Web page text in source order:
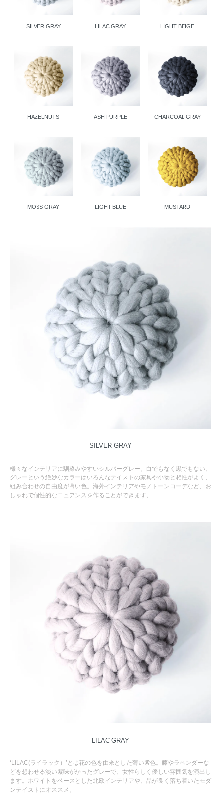
SILVER GRAY LILAC GRAY LIGHT BEIGE
HAZELNUTS ASH PURPLE CHARCOAL GRAY
MOSS GRAY LIGHT BLUE MUSTARD
SILVER GRAY
様々なインテリアに馴染みやすいシルバーグレー。白でもなく黒でもない、
グレーという絶妙なカラーはいろんなテイストの家具や小物と相性がよく、
組み合わせの自由度が高い色。海外インテリアやモノトーンコーデなど、お
しゃれで個性的なニュアンスを作ることができます。
LILAC GRAY
‘LILAC(ライラック）’とは花の色を由来とした薄い紫色。藤やラベンダーな
どを想わせる淡い紫味がかったグレーで、女性らしく優しい雰囲気を演出し
ます。ホワイトをベースとした北欧インテリアや、品が良く落ち着いたモダ
ンテイストにオススメ。